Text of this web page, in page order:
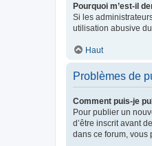
Pourquoi m’est-il
Si les
utilisation abusive
Haut
Problèmes de
Comment puis-je
Pour publier un
d’être inscrit avant
dans ce forum, vous